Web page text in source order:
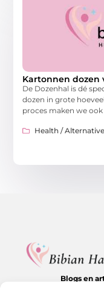
Kartonnen dozen
De Dozenhal is dé
dozen in grote
proces maken we
Health / Alternative
Blogs en